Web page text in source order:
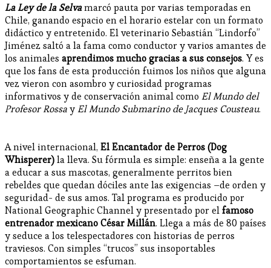
La Ley de la Selvamarcó pauta por varias temporadas en
Chile, ganando espacio en el horario estelar con un formato
didáctico y entretenido. El veterinario Sebastián “Lindorfo”
Jiménez saltó a la fama como conductor y varios amantes de
los animales aprendimos mucho gracias a sus consejos. Y es
que los fans de esta producción fuimos los niños que alguna
vez vieron con asombro y curiosidad programas
informativos y de conservación animal como El Mundo del
Profesor RossayEl Mundo Submarino de Jacques Cousteau.
A nivel internacional, El Encantador de Perros (Dog
Whisperer)la lleva. Su fórmula es simple: enseña a la gente
a educar a sus mascotas, generalmente perritos bien
rebeldes que quedan dóciles ante las exigencias –de orden y
seguridad- de sus amos. Tal programa es producido por
National Geographic Channel y presentado por elfamoso
entrenador mexicano César Millán. Llega a más de 80 países
y seduce a los telespectadores con historias de perros
traviesos. Con simples “trucos” sus insoportables
comportamientos se esfuman.